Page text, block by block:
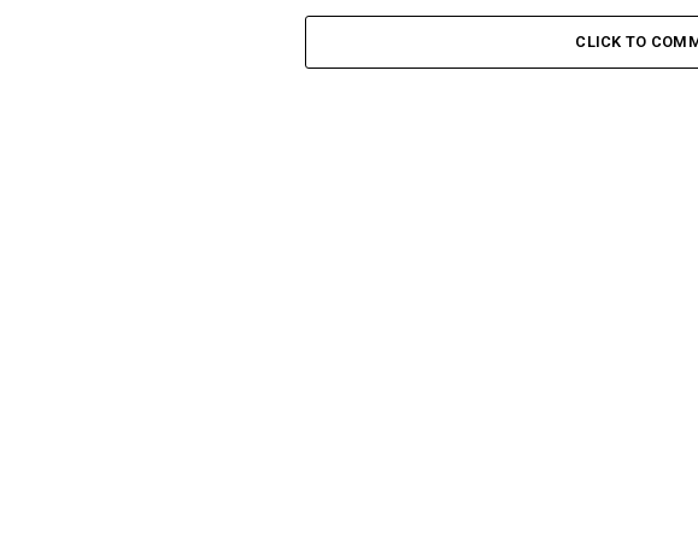
CLICK TO